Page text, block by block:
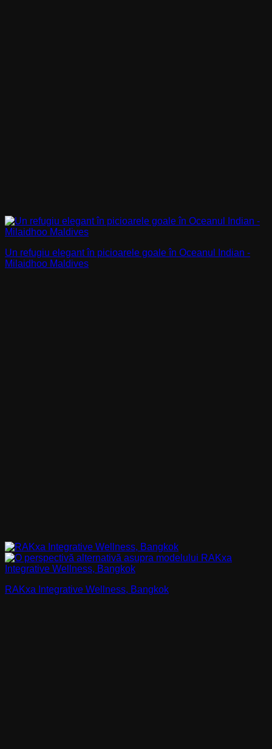
Un refugiu elegant în picioarele goale în Oceanul Indian -
Milaidhoo Maldives
RAKxa Integrative Wellness, Bangkok